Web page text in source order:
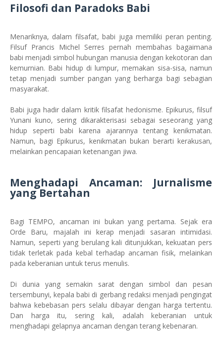
Filosofi dan Paradoks Babi
Menariknya, dalam filsafat, babi juga memiliki peran penting.
Filsuf Prancis Michel Serres pernah membahas bagaimana
babi menjadi simbol hubungan manusia dengan kekotoran dan
kemurnian. Babi hidup di lumpur, memakan sisa-sisa, namun
tetap menjadi sumber pangan yang berharga bagi sebagian
masyarakat.
Babi juga hadir dalam kritik filsafat hedonisme. Epikurus, filsuf
Yunani kuno, sering dikarakterisasi sebagai seseorang yang
hidup seperti babi karena ajarannya tentang kenikmatan.
Namun, bagi Epikurus, kenikmatan bukan berarti kerakusan,
melainkan pencapaian ketenangan jiwa.
Menghadapi Ancaman: Jurnalisme
yang Bertahan
Bagi TEMPO, ancaman ini bukan yang pertama. Sejak era
Orde Baru, majalah ini kerap menjadi sasaran intimidasi.
Namun, seperti yang berulang kali ditunjukkan, kekuatan pers
tidak terletak pada kebal terhadap ancaman fisik, melainkan
pada keberanian untuk terus menulis.
Di dunia yang semakin sarat dengan simbol dan pesan
tersembunyi, kepala babi di gerbang redaksi menjadi pengingat
bahwa kebebasan pers selalu dibayar dengan harga tertentu.
Dan harga itu, sering kali, adalah keberanian untuk
menghadapi gelapnya ancaman dengan terang kebenaran.